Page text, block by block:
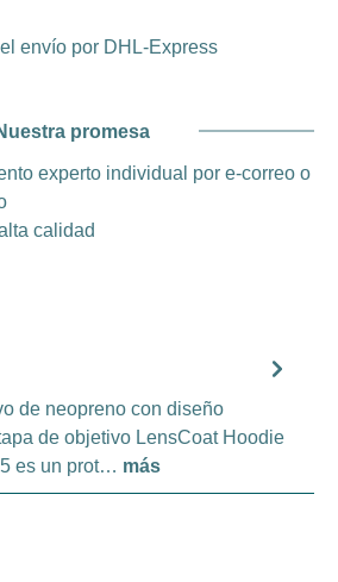
envío por DHL-Express
promesa
experto individual por e-correo o
calidad
de neopreno con diseño
de objetivo LensCoat Hoodie
es un prot… más